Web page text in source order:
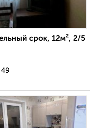
срок, 12м², 2/5